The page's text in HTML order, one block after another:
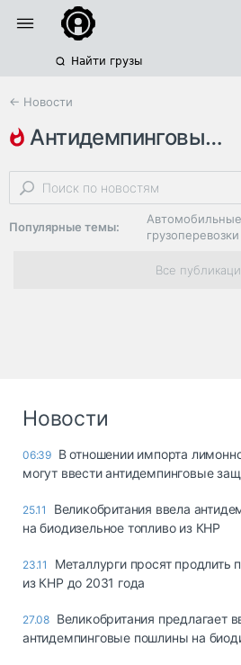
Найти грузы
← Новости
антидемпинговые пошлины
импорт топлива
Популярные темы:
Автомобильные
грузоперевозки
Региональная
логистика
опасные грузы
страхование
Склады и
Коммерческий
транспорт
Все
Новости
06:39 В отношении импорта
могут ввести антидемпинговые
25.11
Великобритания ввела
на биодизельное топливо из КНР
23.11
Металлурги просят
из КНР до 2031 года
27.08 Великобритания предлагает
антидемпинговые пошлины на